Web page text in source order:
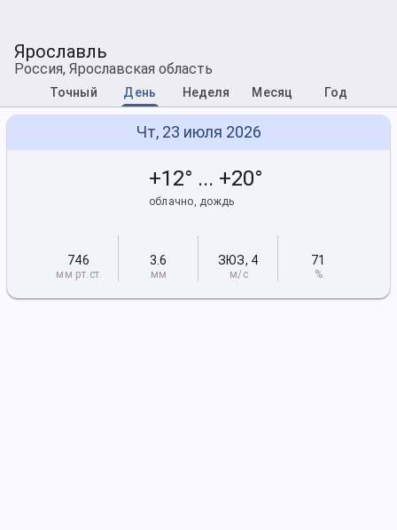
Ярославль
Россия, Ярославская область
Точный День Неделя Месяц Год
Чт, 23 июля 2026
+12° ... +20°
облачно, дождь
746
мм рт.ст.
3.6
мм
ЗЮЗ, 4
м/с
71
%